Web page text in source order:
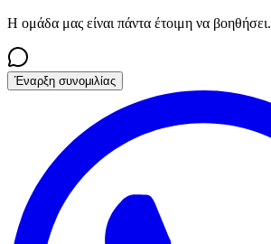
Η ομάδα μας είναι πάντα έτοιμη να βοηθήσει.
Έναρξη συνομιλίας